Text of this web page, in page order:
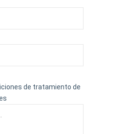
de tratamiento de